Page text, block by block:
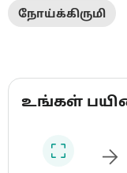
நோய்க்கிருமி
உங்கள்